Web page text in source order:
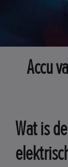
Accu
Wat is